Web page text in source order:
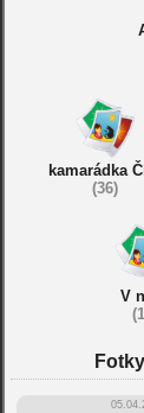
kamarádka
(36)
V